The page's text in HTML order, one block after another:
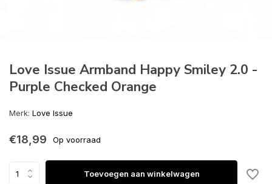
Love Issue Armband Happy Smiley 2.0 -
Purple Checked Orange
Merk: Love Issue
€18,99 Op voorraad
Toevoegen aan winkelwagen